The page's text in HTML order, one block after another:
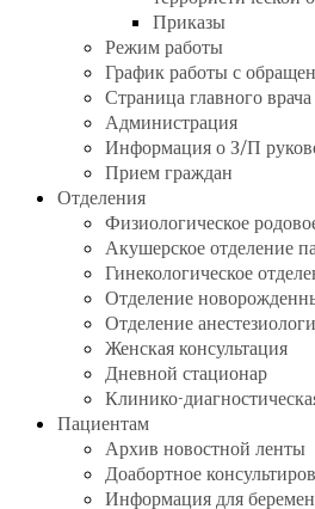
Приказы
Режим работы
График работы с
Страница главного врача
Администрация
Информация о З/П
Прием граждан
Отделения
Физиологическое
Акушерское отделение
Гинекологическое
Отделение
Отделение
Женская консультация
Дневной стационар
Клинико-
Пациентам
Архив новостной ленты
Доабортное
Информация для